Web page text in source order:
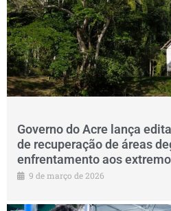
Governo do Acre lança
de recuperação de áreas
enfrentamento aos
9 de março de 2026